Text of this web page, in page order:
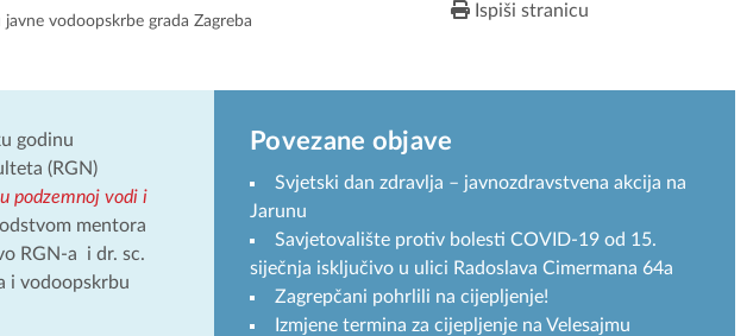
vodoopskrbe grada Zagreba
Ispiši stranicu
godinu
(RGN)
podzemnoj vodi i
mentora
RGN-a i dr. sc.
i vodoopskrbu
Povezane objave
Svjetski dan zdravlja – javnozdravstvena akcija na
Jarunu
Savjetovalište protiv bolesti COVID-19 od 15.
siječnja isključivo u ulici Radoslava Cimermana 64a
Zagrepčani pohrlili na cijepljenje!
Izmjene termina za cijepljenje na Velesajmu